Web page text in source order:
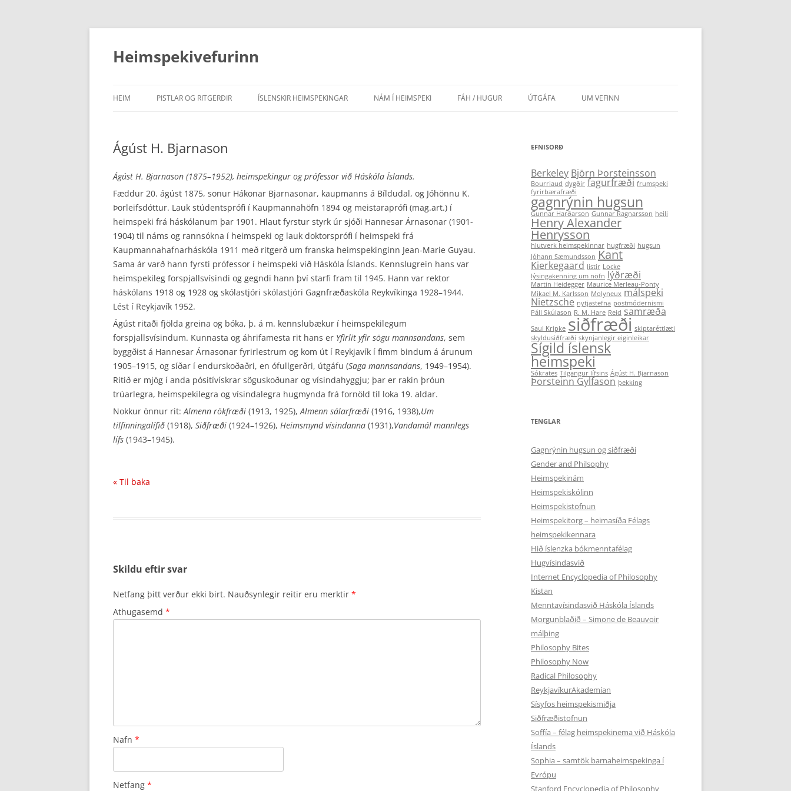
Hoppa
efni
Heimspekivefurinn
HEIM PISTLAR OG RITGERÐIR
RITDÓMAR
ÍSLENSKIR HEIMSPEKINGAR NÁM Í HEIMSPEKI
GRUNNSKÓLAR
LEIKSKÓLAR
FÁH / HUGUR
LEIÐBEININGAR FYRIR HÖFUNDA
ÚTGÁFA UM VEFINN
Ágúst H. Bjarnason
Ágúst H. Bjarnason (1875–1952), heimspekingur og prófessor við Háskóla Íslands.
Fæddur 20. ágúst 1875, sonur Hákonar Bjarnasonar, kaupmanns á Bíldudal, og Jóhönnu K.
Þorleifsdóttur. Lauk stúdentsprófi í Kaupmannahöfn 1894 og meistaraprófi (mag.art.) í
heimspeki frá háskólanum þar 1901. Hlaut fyrstur styrk úr sjóði Hannesar Árnasonar (1901-
1904) til náms og rannsókna í heimspeki og lauk doktorsprófi í heimspeki frá
Kaupmannahafnarháskóla 1911 með ritgerð um franska heimspekinginn Jean-Marie Guyau.
Sama ár varð hann fyrsti prófessor í heimspeki við Háskóla Íslands. Kennslugrein hans var
heimspekileg forspjallsvísindi og gegndi hann því starfi fram til 1945. Hann var rektor
háskólans 1918 og 1928 og skólastjóri skólastjóri Gagnfræðaskóla Reykvíkinga 1928–1944.
Lést í Reykjavík 1952.
Ágúst ritaði fjölda greina og bóka, þ. á m. kennslubækur í heimspekilegum
forspjallsvísindum. Kunnasta og áhrifamesta rit hans er Yfirlit yfir sögu mannsandans, sem
byggðist á Hannesar Árnasonar fyrirlestrum og kom út í Reykjavík í fimm bindum á árunum
1905–1915, og síðar í endurskoðaðri, en ófullgerðri, útgáfu (Saga mannsandans, 1949–1954).
Ritið er mjög í anda pósitívískrar söguskoðunar og vísindahyggju; þar er rakin þróun
trúarlegra, heimspekilegra og vísindalegra hugmynda frá fornöld til loka 19. aldar.
Nokkur önnur rit:Almenn rökfræði (1913, 1925),Almenn sálarfræði (1916, 1938),Um
tilfinningalífið (1918), Siðfræði (1924–1926), Heimsmynd vísindanna (1931),Vandamál mannlegs
lífs (1943–1945).
« Til baka
Skildu eftir svar
Netfang þitt verður ekki birt. Nauðsynlegir reitir eru merktir *
Athugasemd *
Nafn *
Netfang *
EFNISORÐ
Berkeley Björn Þorsteinsson
Bourriaud dygðir fagurfræði frumspeki
fyrirbærafræði
gagnrýnin hugsun
Gunnar Harðarson Gunnar Ragnarsson heili
Henry Alexander
Henrysson
hlutverk heimspekinnar hugfræði hugsun
Jóhann Sæmundsson Kant
Kierkegaard listir Locke
lýsingakenning um nöfn lýðræði
Martin Heidegger Maurice Merleau-Ponty
Mikael M. Karlsson Molyneux málspeki
Nietzsche nytjastefna postmódernismi
Páll Skúlason R. M. Hare Reid samræða
Saul Kripke siðfræði skiptaréttlæti
skyldusiðfræði skynjanlegir eiginleikar
Sígild íslensk
heimspeki
Sókrates Tilgangur lífsins Ágúst H. Bjarnason
Þorsteinn Gylfason þekking
TENGLAR
Gagnrýnin hugsun og siðfræði
Gender and Philsophy
Heimspekinám
Heimspekiskólinn
Heimspekistofnun
Heimspekitorg – heimasíða Félags
heimspekikennara
Hið íslenzka bókmenntafélag
Hugvísindasvið
Internet Encyclopedia of Philosophy
Kistan
Menntavísindasvið Háskóla Íslands
Morgunblaðið – Simone de Beauvoir
málþing
Philosophy Bites
Philosophy Now
Radical Philosophy
ReykjavíkurAkademían
Sísyfos heimspekismiðja
Siðfræðistofnun
Soffía – félag heimspekinema við Háskóla
Íslands
Sophia – samtök barnaheimspekinga í
Evrópu
Stanford Encyclopedia of Philosophy